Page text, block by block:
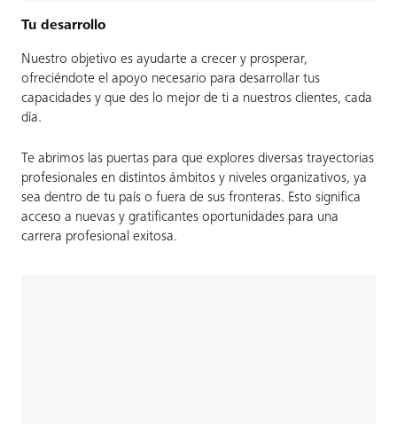
Tu desarrollo
Nuestro objetivo es ayudarte a crecer y prosperar,
ofreciéndote el apoyo necesario para desarrollar tus
capacidades y que des lo mejor de ti a nuestros clientes, cada
día.
Te abrimos las puertas para que explores diversas trayectorias
profesionales en distintos ámbitos y niveles organizativos, ya
sea dentro de tu país o fuera de sus fronteras. Esto significa
acceso a nuevas y gratificantes oportunidades para una
carrera profesional exitosa.